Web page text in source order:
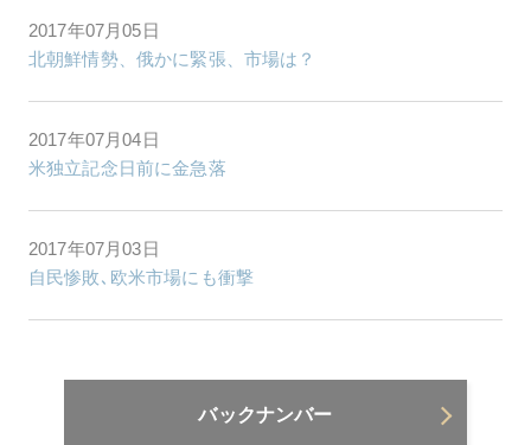
2017年07月05日
北朝鮮情勢、俄かに緊張、市場は？
2017年07月04日
米独立記念日前に金急落
2017年07月03日
自民惨敗､欧米市場にも衝撃
バックナンバー